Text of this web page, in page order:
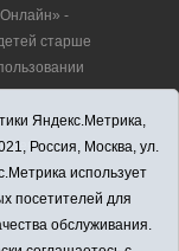
-
старше
ул.
Яндекс.Метрика,
Россия, Москва, ул.
использует
посетителей для
обслуживания.